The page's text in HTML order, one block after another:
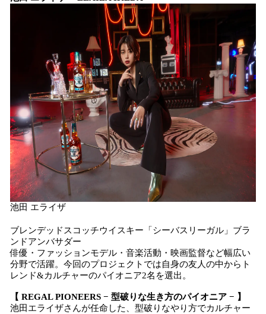
池田 エライザ
ブレンデッドスコッチウイスキー「シーバスリーガル」ブラ
ンドアンバサダー
俳優・ファッションモデル・音楽活動・映画監督など幅広い
分野で活躍。今回のプロジェクトでは自身の友人の中からト
レンド&カルチャーのパイオニア2名を選出。
【 REGAL PIONEERS − 型破りな生き方のパイオニア − 】
池田エライザさんが任命した、型破りなやり方でカルチャー